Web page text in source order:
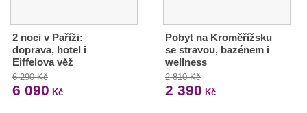
2 noci v Paříži:
doprava, hotel i
Eiffelova věž
6 290 Kč
6 090 Kč
Pobyt na Kroměřížsku
se stravou, bazénem i
wellness
2 810 Kč
2 390 Kč